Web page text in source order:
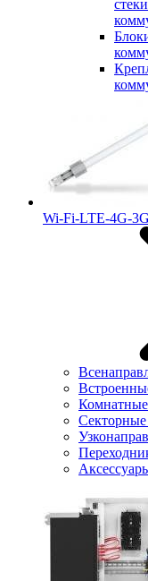
Wi-Fi-LTE-4G-
Комнатные
Секторные